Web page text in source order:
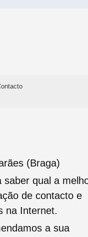
(Braga)
saber qual a
de contacto e
na Internet.
a sua